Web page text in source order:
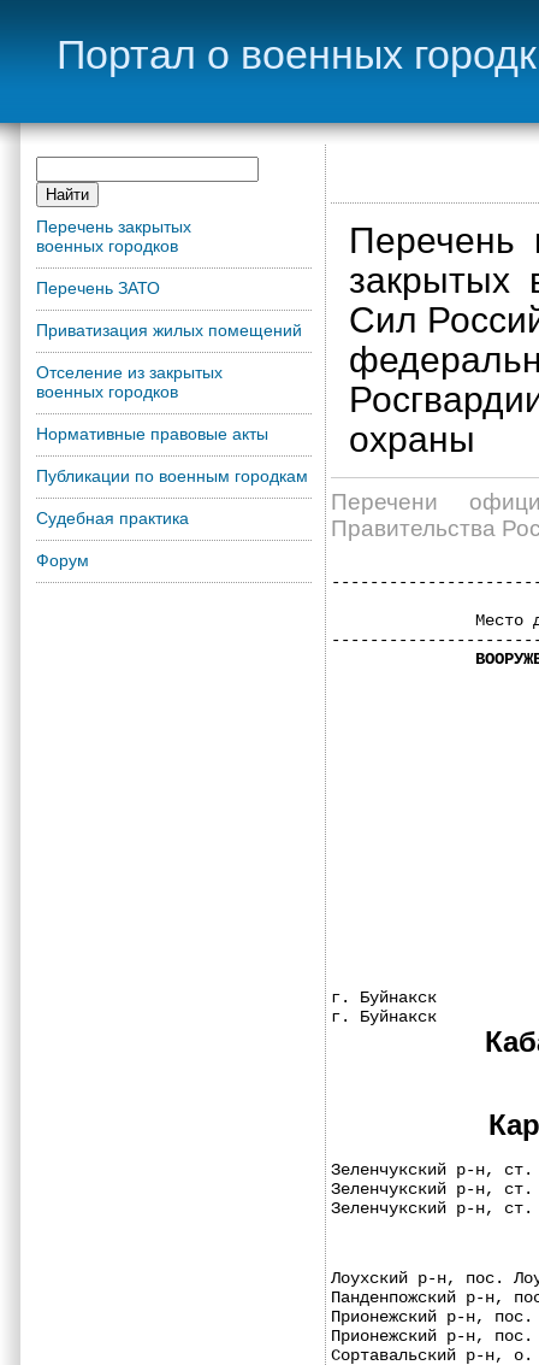
Портал о военных
Перечень закрытых
военных городков
Перечень ЗАТО
Приватизация жилых помещений
Отселение из закрытых
военных городков
Нормативные правовые акты
Публикации по военным городкам
Судебная практика
Форум
закрытых
Сил
охраны
Перечени
Правительства
Место
г. Буйнакск
г. Буйнакск
Зеленчукский р-н,
Зеленчукский р-н,
Зеленчукский р-н,
Лоухский р-н,
Панденпожский р-
Прионежский р-н,
Прионежский р-н,
Сортавальский р-